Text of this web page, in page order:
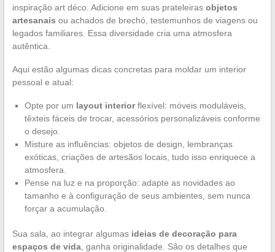
inspiração art déco. Adicione em suas prateleiras objetos
artesanais ou achados de brechó, testemunhos de viagens ou
legados familiares. Essa diversidade cria uma atmosfera
autêntica.
Aqui estão algumas dicas concretas para moldar um interior
pessoal e atual:
Opte por um layout interiorflexível: móveis moduláveis,
têxteis fáceis de trocar, acessórios personalizáveis conforme
o desejo.
Misture as influências: objetos de design, lembranças
exóticas, criações de artesãos locais, tudo isso enriquece a
atmosfera.
Pense na luz e na proporção: adapte as novidades ao
tamanho e à configuração de seus ambientes, sem nunca
forçar a acumulação.
Sua sala, ao integrar algumas ideias de decoração para
espaços de vida, ganha originalidade. São os detalhes que